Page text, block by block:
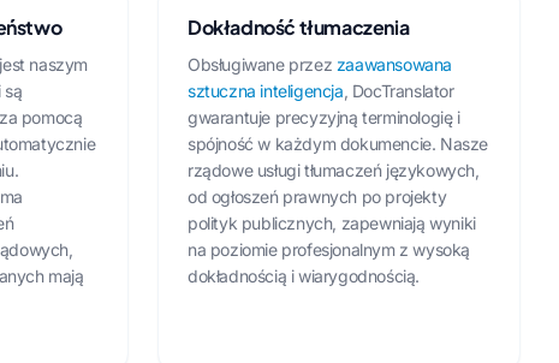
naszym
są
pomocą
mają
Dokładność tłumaczenia
Obsługiwane przez zaawansowana
sztuczna inteligencja, DocTranslator
gwarantuje precyzyjną terminologię i
spójność w każdym dokumencie. Nasze
rządowe usługi tłumaczeń językowych,
od ogłoszeń prawnych po projekty
polityk publicznych, zapewniają wyniki
na poziomie profesjonalnym z wysoką
dokładnością i wiarygodnością.